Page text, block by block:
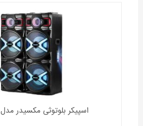
اسپیکر بلوتوثی مکسیدر مدل AL 226